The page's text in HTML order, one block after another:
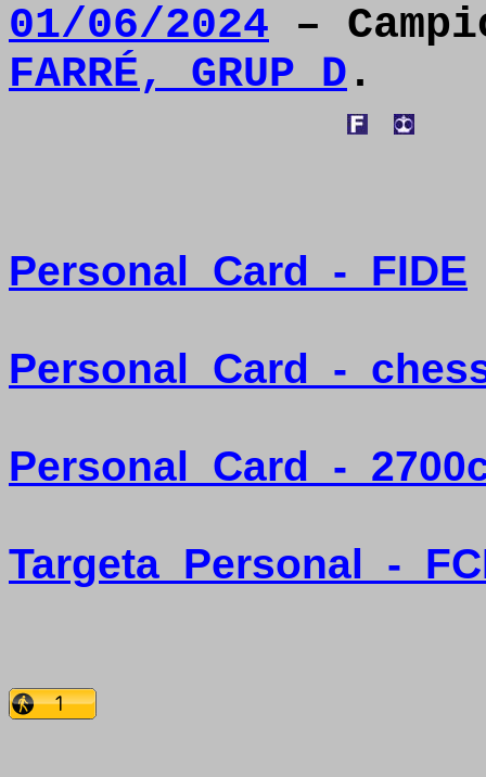
01/06/2024 –
FARRÉ, GRUP D .
Personal Card - FIDE
Personal Card -
Personal Card -
Targeta Personal -